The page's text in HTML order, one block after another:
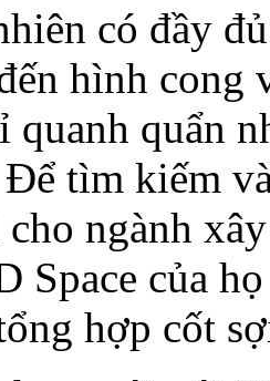
có đầy
hình cong
quanh quẩn
tìm kiếm
ngành
Space của
hợp cốt